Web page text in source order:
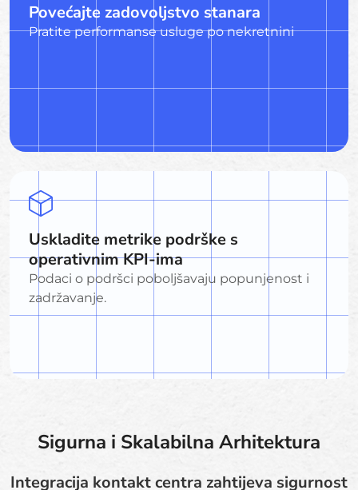
Povećajte zadovoljstvo stanara
Pratite performanse usluge po nekretnini
Uskladite metrike podrške s
operativnim KPI-ima
Podaci o podršci poboljšavaju popunjenost i
zadržavanje.
Sigurna i Skalabilna Arhitektura
Integracija kontakt centra zahtijeva sigurnost